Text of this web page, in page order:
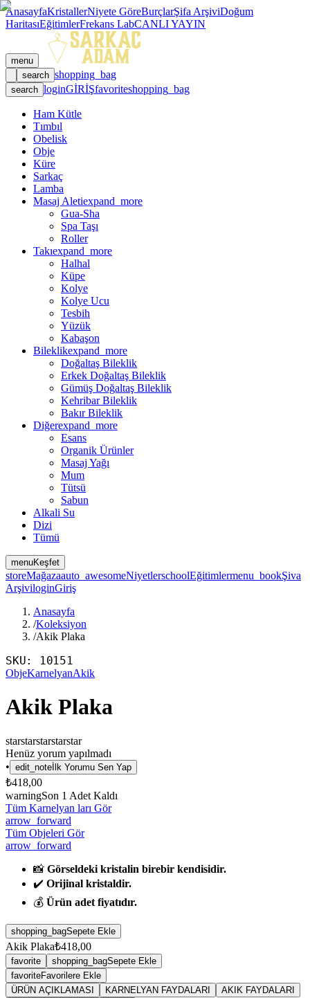
AnasayfaKristallerNiyete GöreBurçlarŞifa ArşiviDoğum
HaritasıEğitimlerFrekans LabCANLI YAYIN
menu
search shopping_bag
search loginGİRİŞfavoriteshopping_bag
Ham Kütle
Tımbıl
Obelisk
Obje
Küre
Sarkaç
Lamba
Masaj Aletiexpand_more
Gua-Sha
Spa Taşı
Roller
Takıexpand_more
Halhal
Küpe
Kolye
Kolye Ucu
Tesbih
Yüzük
Kabaşon
Bileklikexpand_more
Doğaltaş Bileklik
Erkek Doğaltaş Bileklik
Gümüş Doğaltaş Bileklik
Kehribar Bileklik
Bakır Bileklik
Diğerexpand_more
Esans
Organik Ürünler
Masaj Yağı
Mum
Tütsü
Sabun
Alkali Su
Dizi
Tümü
menuKeşfet
storeMağazaauto_awesomeNiyetlerschoolEğitimlermenu_bookŞiva
ArşiviloginGiriş
Anasayfa
/Koleksiyon
/Akik Plaka
SKU: 10151
ObjeKarnelyanAkik
Akik Plaka
starstarstarstarstar
Henüz yorum yapılmadı
• edit_note İlk Yorumu Sen Yap
₺418,00
warningSon 1 Adet Kaldı
Tüm Karnelyan ları Gör
arrow_forward
Tüm Objeleri Gör
arrow_forward
📸 Görseldeki kristalin birebir kendisidir.
✔️ Orijinal kristaldir.
💰 Ürün adet fiyatıdır.
shopping_bagSepete Ekle
Akik Plaka₺418,00
favorite shopping_bagSepete Ekle
favoriteFavorilere Ekle
ÜRÜN AÇIKLAMASI
KARNELYAN FAYDALARI
AKIK FAYDALARI